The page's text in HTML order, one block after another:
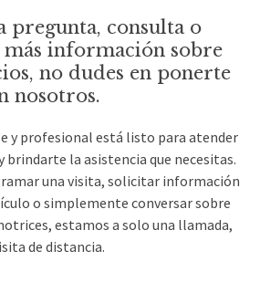
pregunta, consulta o
más información sobre
no dudes en ponerte
nosotros.
y profesional está listo para atender
brindarte la asistencia que necesitas.
una visita, solicitar información
o simplemente conversar sobre
estamos a solo una llamada,
de distancia.